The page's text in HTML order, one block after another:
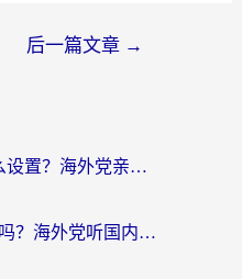
后一篇文章 →
豆瓣音乐地区限制怎么设置？海外党亲测有效的回国加速方案来了
全民k歌国外可以打开吗？海外党听国内音乐听书的实用指南